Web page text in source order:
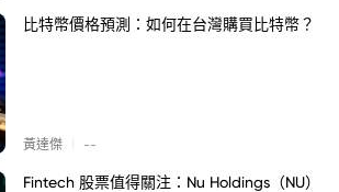
比特幣價格預測：如何在台灣購買比特幣？
黃達傑 --
Fintech 股票值得關注：Nu Holdings（NU）